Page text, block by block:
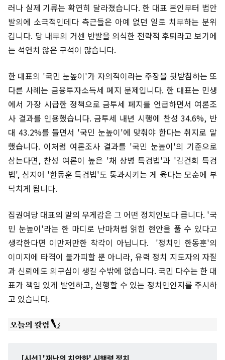
러나 실제 기류는 확연히 달라졌습니다. 한 대표 본인부터 법안
발의에 소극적인데다 측근들은 아예 없던 일로 치부하는 분위
깁니다. 당 내부의 거센 반발을 의식한 전략적 후퇴라고 보기에
는 석연치 않은 구석이 많습니다.
한 대표의 '국민 눈높이'가 자의적이라는 주장을 뒷받침하는 또
다른 사례는 금융투자소득세 폐지 문제입니다. 한 대표는 민생
에서 가장 시급한 정책으로 금투세 폐지를 언급하면서 여론조
사 결과를 인용했습니다. 금투세 내년 시행에 찬성 34.6%, 반
대 43.2%를 들면서 '국민 눈높이'에 맞춰야 한다는 취지로 말
했습니다. 이처럼 여론조사 결과를 '국민 눈높이'의 기준으로
삼는다면, 찬성 여론이 높은 '채 상병 특검법'과 '김건희 특검
법', 심지어 '한동훈 특검법'도 통과시키는 게 옳다는 모순에 부
닥치게 됩니다.
집권여당 대표의 말의 무게감은 그 어떤 정치인보다 큽니다. '국
민 눈높이'라는 한 마디로 난마처럼 얽힌 현안을 풀 수 있다고
생각한다면 이만저만한 착각이 아닙니다. '정치인 한동훈'의
이미지에 타격이 불가피할 뿐 아니라, 유력 정치 지도자의 자질
과 신뢰에도 의구심이 생길 수밖에 없습니다. 국민 다수는 한 대
표가 책임 있게 발언하고, 실행할 수 있는 정치인인지를 주시하
고 있습니다.